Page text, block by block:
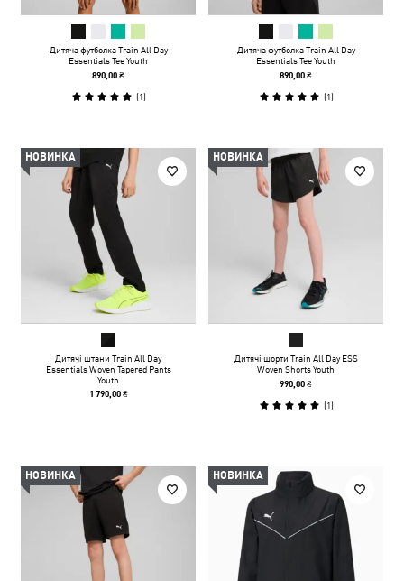
Дитяча футболка Train All Day
Essentials Tee Youth
890,00 ₴
(1)
Дитяча футболка Train All Day
Essentials Tee Youth
890,00 ₴
(1)
НОВИНКА
Дитячі штани Train All Day
Essentials Woven Tapered Pants
Youth
1 790,00 ₴
НОВИНКА
Дитячі шорти Train All Day ESS
Woven Shorts Youth
990,00 ₴
(1)
НОВИНКА НОВИНКА